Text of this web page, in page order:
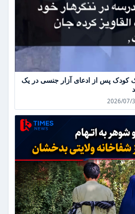
کودک پس از ادعای آزار جنسی در یک
2026/07/